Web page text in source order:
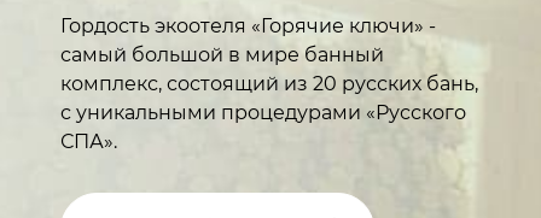
Гордость экоотеля «Горячие ключи» -
самый большой в мире банный
комплекс, состоящий из 20 русских бань,
с уникальными процедурами «Русского
СПА».